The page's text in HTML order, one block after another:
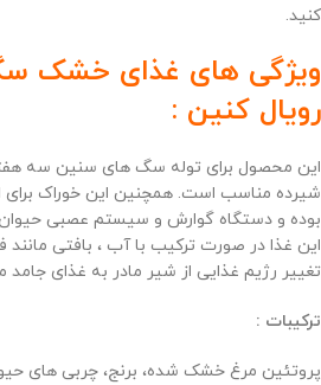
کنید.
ویژگی های غذای خشک
رویال کنین :
این محصول برای توله سگ های سنین سه هفته
شیرده مناسب است. همچنین این خوراک
بوده و دستگاه گوارش و سیستم عصبی
این غذا در صورت ترکیب با آب ، بافتی مانند
تغییر رژیم غذایی از شیر مادر به غذای
ترکیبات :
پروتئین مرغ خشک شده، برنج، چربی های